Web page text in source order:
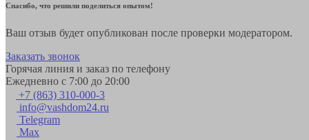
Спасибо, что решили поделиться опытом!
Ваш отзыв будет опубликован после проверки модератором.
Заказать звонок
Горячая линия и заказ по телефону
Ежедневно с 7:00 до 20:00
+7 (863) 310-000-3
info@vashdom24.ru
Telegram
Max